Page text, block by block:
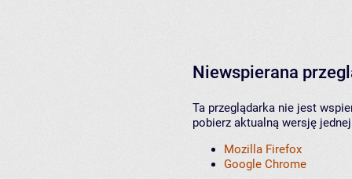
Niewspierana
Ta przeglądarka nie jest
pobierz aktualną wersję
Mozilla Firefox
Google Chrome